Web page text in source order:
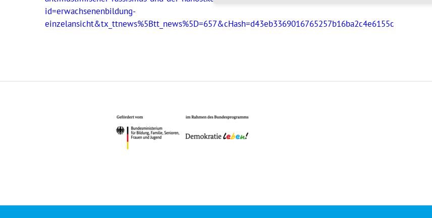
id=erwachsenenbildung-
einzelansicht&tx_ttnews%5Btt_news%5D=657&cHash=d43eb3369016765257b16ba2c4e6155c